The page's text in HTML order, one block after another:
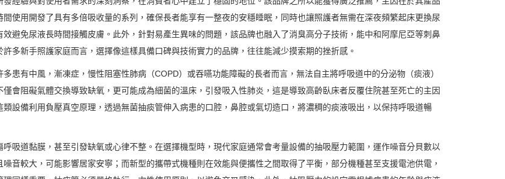
間使用開發了具有多倍吸收量的系列，確保長者能享有一整夜的安穩睡眠，同時也讓照護者無需在深夜頻繁起床更換尿
避免尿液長時間接觸皮膚。此外，針對易產生異味的問題，該品牌也融入了消臭高分子技術，能中和阿摩尼亞等刺鼻
多新手照護家庭而言，選擇像這樣具備口碑與技術實力的品牌，往往能減少摸索期的挫折感。
患有中風，漸凍症，慢性阻塞性肺病（COPD）或吞嚥功能障礙的長者而言，無法自主將呼吸道中的分泌物（痰液）
會阻礙氣體交換導致缺氧，更可能成為細菌的溫床，引發吸入性肺炎，這是導致高齡臥床者反覆住院甚至死亡的主因
設備利用負壓真空原理，透過無菌抽痰管伸入病患的口腔，鼻腔或氣切造口，將濃稠的痰液吸出，以保持呼吸道暢
吸道黏膜，甚至引發缺氧或心律不整。在選擇機型時，現代家庭通常會考量設備的抽吸壓力範圍，運作噪音分貝數以
音較大，可能影響居家安寧；而新型的攜帶式機種則在效能與便攜性之間取得了平衡，部分機種甚至支援電池供電，